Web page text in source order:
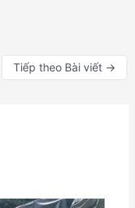
Tiếp theo Bài viết →